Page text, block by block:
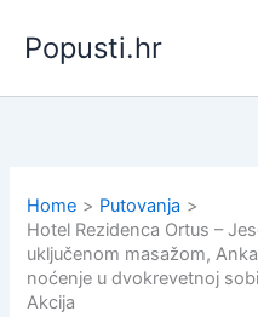
content
Popusti.hr
Home
Putovanja
Hotel Rezidenca Ortus –
uključenom masažom,
noćenje u dvokrevetnoj
Akcija